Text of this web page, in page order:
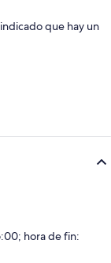
que hay un
hora de fin: